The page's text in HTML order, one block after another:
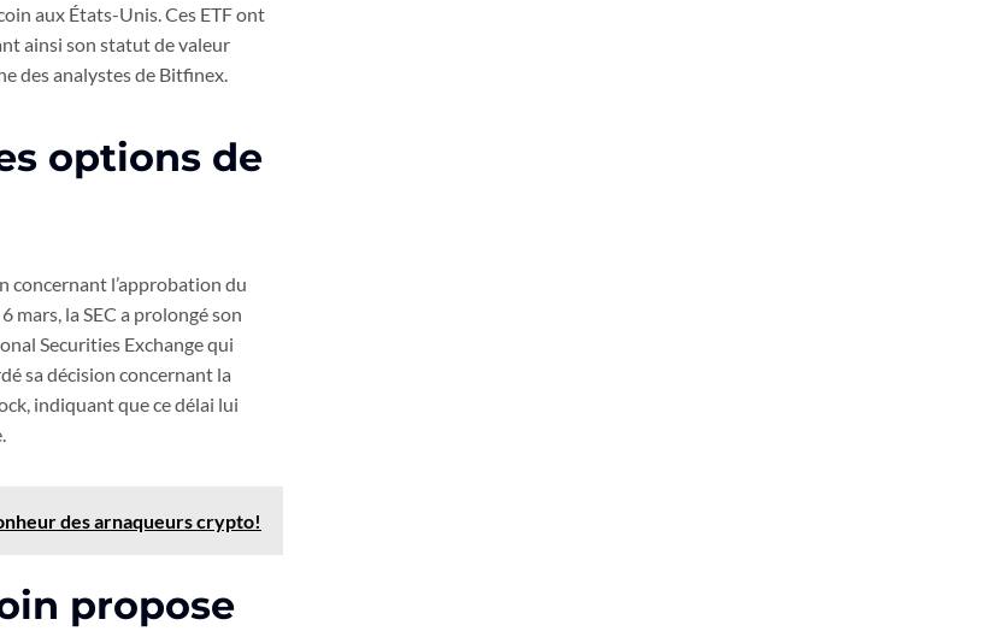
aux États-Unis. Ces ETF ont
ainsi son statut de valeur
des analystes de Bitfinex.
options de
concernant l’approbation du
mars, la SEC a prolongé son
Securities Exchange qui
sa décision concernant la
indiquant que ce délai lui
des arnaqueurs crypto!
propose